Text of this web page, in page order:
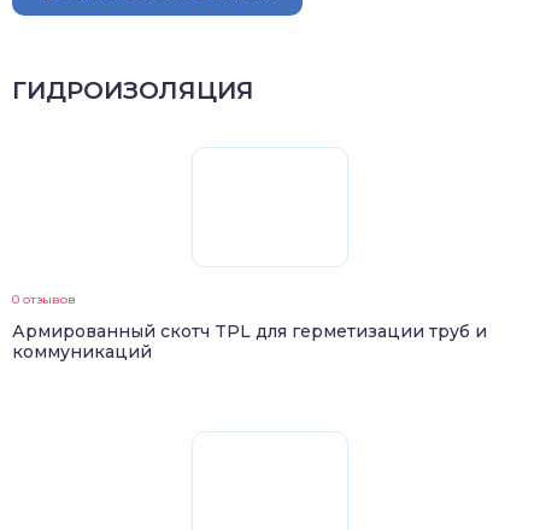
ГИДРОИЗОЛЯЦИЯ
0 отзывов
Армированный скотч TPL для герметизации труб и
коммуникаций